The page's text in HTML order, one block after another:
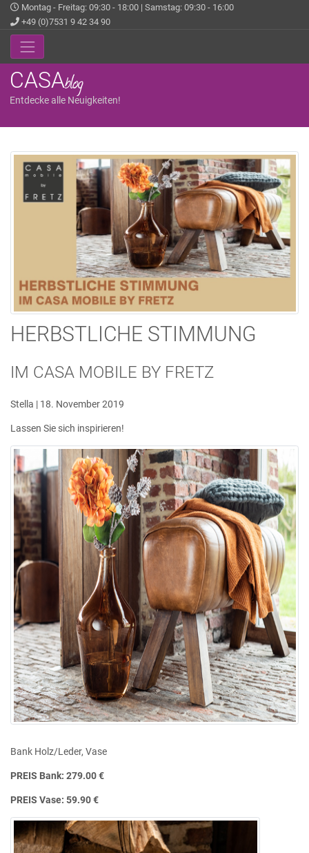
Montag - Freitag: 09:30 - 18:00 | Samstag: 09:30 - 16:00
+49 (0)7531 9 42 34 90
CASAblog
Entdecke alle Neuigkeiten!
HERBSTLICHE STIMMUNG
IM CASA MOBILE BY FRETZ
Stella | 18. November 2019
Lassen Sie sich inspirieren!
Bank Holz/Leder, Vase
PREIS Bank: 279.00 €
PREIS Vase: 59.90 €